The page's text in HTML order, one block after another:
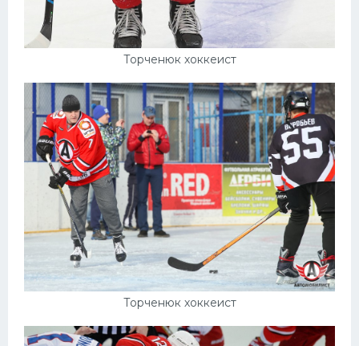
Торченюк хоккеист
Торченюк хоккеист